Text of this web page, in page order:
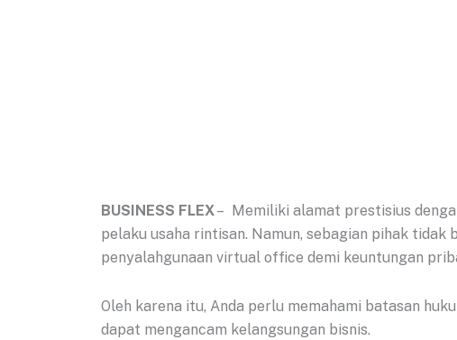
BUSINESS FLEX– Memiliki alamat prestisius
pelaku usaha rintisan. Namun, sebagian pihak
penyalahgunaan virtual office demi keuntungan
Oleh karena itu, Anda perlu memahami batasan
dapat mengancam kelangsungan bisnis.